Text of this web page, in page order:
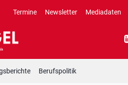
Termine Newsletter Mediadaten
Berufspolitik